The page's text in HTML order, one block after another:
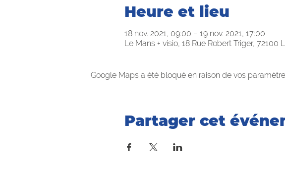
Heure et lieu
18 nov. 2021, 09:00 – 19 nov. 2021, 17:00
Le Mans + visio, 18 Rue Robert Triger, 72100
Google Maps a été bloqué en raison de vos
Partager cet